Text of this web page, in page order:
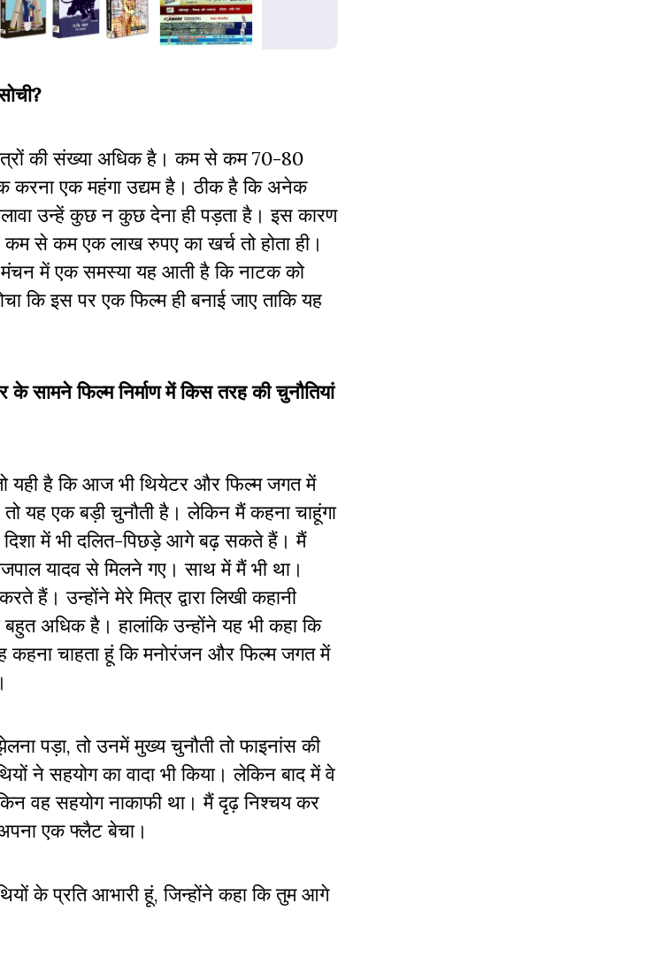
की संख्या अधिक है। कम से कम 70-80
करना एक महंगा उद्यम है। ठीक है कि अनेक
उन्हें कुछ न कुछ देना ही पड़ता है। इस कारण
से कम एक लाख रुपए का खर्च तो होता ही।
में एक समस्या यह आती है कि नाटक को
कि इस पर एक फिल्म ही बनाई जाए ताकि यह
सामने फिल्म निर्माण में किस तरह की चुनौतियां
यही है कि आज भी थियेटर और फिल्म जगत में
यह एक बड़ी चुनौती है। लेकिन मैं कहना चाहूंगा
दिशा में भी दलित-पिछड़े आगे बढ़ सकते हैं। मैं
यादव से मिलने गए। साथ में मैं भी था।
उन्होंने मेरे मित्र द्वारा लिखी कहानी
अधिक है। हालांकि उन्होंने यह भी कहा कि
कहना चाहता हूं कि मनोरंजन और फिल्म जगत में
पड़ा, तो उनमें मुख्य चुनौती तो फाइनांस की
ने सहयोग का वादा भी किया। लेकिन बाद में वे
वह सहयोग नाकाफी था। मैं दृढ़ निश्चय कर
एक फ्लैट बेचा।
के प्रति आभारी हूं, जिन्होंने कहा कि तुम आगे